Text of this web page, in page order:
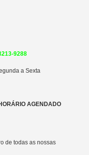
9288
a Sexta
AGENDADO
de todas as nossas